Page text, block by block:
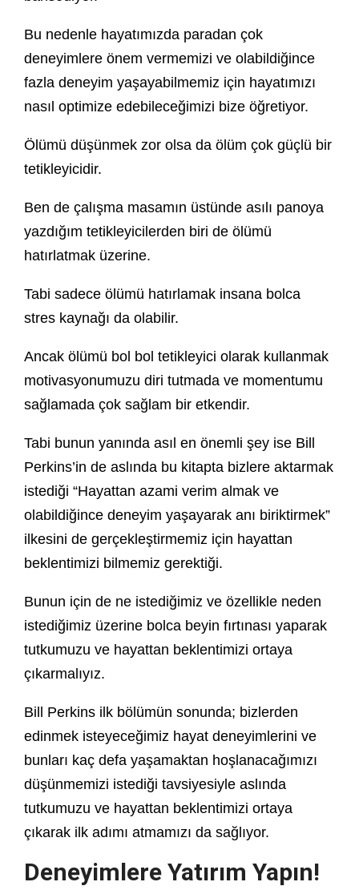
Bu nedenle hayatımızda paradan çok
deneyimlere önem vermemizi ve olabildiğince
fazla deneyim yaşayabilmemiz için hayatımızı
nasıl optimize edebileceğimizi bize öğretiyor.
Ölümü düşünmek zor olsa da ölüm çok güçlü bir
tetikleyicidir.
Ben de çalışma masamın üstünde asılı panoya
yazdığım tetikleyicilerden biri de ölümü
hatırlatmak üzerine.
Tabi sadece ölümü hatırlamak insana bolca
stres kaynağı da olabilir.
Ancak ölümü bol bol tetikleyici olarak kullanmak
motivasyonumuzu diri tutmada ve momentumu
sağlamada çok sağlam bir etkendir.
Tabi bunun yanında asıl en önemli şey ise Bill
Perkins’in de aslında bu kitapta bizlere aktarmak
istediği “Hayattan azami verim almak ve
olabildiğince deneyim yaşayarak anı biriktirmek”
ilkesini de gerçekleştirmemiz için hayattan
beklentimizi bilmemiz gerektiği.
Bunun için de ne istediğimiz ve özellikle neden
istediğimiz üzerine bolca beyin fırtınası yaparak
tutkumuzu ve hayattan beklentimizi ortaya
çıkarmalıyız.
Bill Perkins ilk bölümün sonunda; bizlerden
edinmek isteyeceğimiz hayat deneyimlerini ve
bunları kaç defa yaşamaktan hoşlanacağımızı
düşünmemizi istediği tavsiyesiyle aslında
tutkumuzu ve hayattan beklentimizi ortaya
çıkarak ilk adımı atmamızı da sağlıyor.
Deneyimlere Yatırım Yapın!